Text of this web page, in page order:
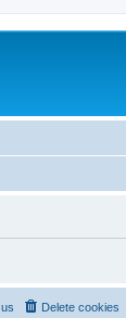
Delete cookies